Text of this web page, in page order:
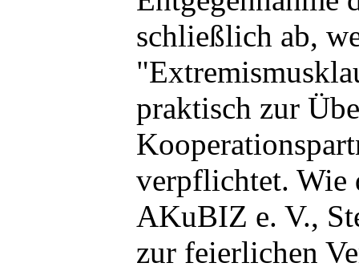
schließlich ab,
praktisch zur
verpflichtet. Wie
AKuBIZ e. V.,
zur feierlichen